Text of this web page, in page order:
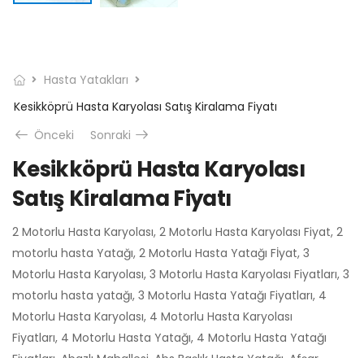
Hasta Yatakları
Kesikköprü Hasta Karyolası Satış Kiralama Fiyatı
Önceki
Sonraki
Kesikköprü Hasta Karyolası
Satış Kiralama Fiyatı
2 Motorlu Hasta Karyolası, 2 Motorlu Hasta Karyolası Fiyat, 2
motorlu hasta Yatağı, 2 Motorlu Hasta Yatağı Fİyat, 3
Motorlu Hasta Karyolası, 3 Motorlu Hasta Karyolası Fiyatları, 3
motorlu hasta yatağı, 3 Motorlu Hasta Yatağı Fiyatları, 4
Motorlu Hasta Karyolası, 4 Motorlu Hasta Karyolası
Fiyatları, 4 Motorlu Hasta Yatağı, 4 Motorlu Hasta Yatağı